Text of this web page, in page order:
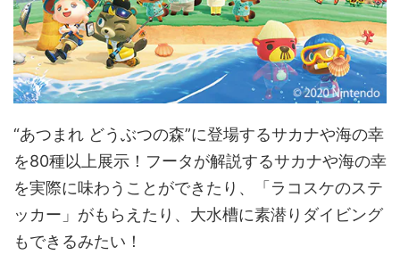
“あつまれ どうぶつの森”に登場するサカナや海の幸
を80種以上展示！フータが解説するサカナや海の幸
を実際に味わうことができたり、「ラコスケのステ
ッカー」がもらえたり、大水槽に素潜りダイビング
もできるみたい！